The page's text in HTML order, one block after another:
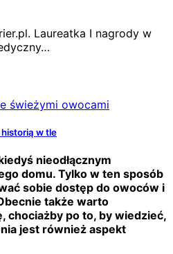
Laureatka I nagrody w
w tle
domu. Tylko w ten sposób
sobie dostęp do owoców i
także warto
chociażby po to, by wiedzieć,
jest również aspekt